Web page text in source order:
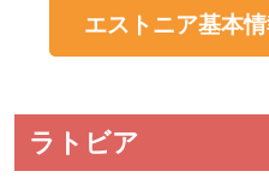
エストニア基本
ラトビア